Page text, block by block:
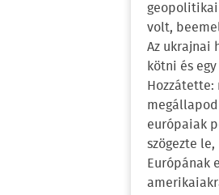
volt,
Az
kötni és
Hozzátette:
európaiak
szögezte
Európának